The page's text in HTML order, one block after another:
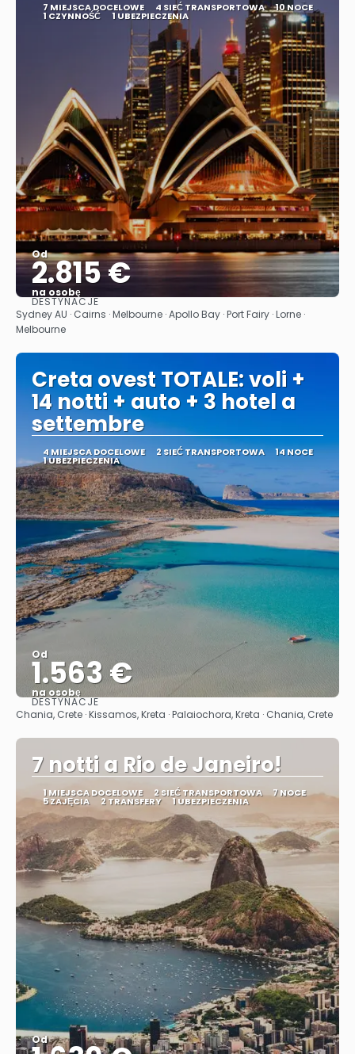
7 MIEJSCA DOCELOWE 4 SIEĆ TRANSPORTOWA 10 NOCE
1 CZYNNOŚĆ 1 UBEZPIECZENIA
Od
2.815 €
na osobę
Zobacz
DESTYNACJE
Sydney AU · Cairns · Melbourne · Apollo Bay · Port Fairy · Lorne ·
Melbourne
Creta ovest TOTALE: voli +
14 notti + auto + 3 hotel a
settembre
4 MIEJSCA DOCELOWE 2 SIEĆ TRANSPORTOWA 14 NOCE
1 UBEZPIECZENIA
Od
1.563 €
na osobę
Zobacz
DESTYNACJE
Chania, Crete · Kissamos, Kreta · Palaiochora, Kreta · Chania, Crete
7 notti a Rio de Janeiro!
1 MIEJSCA DOCELOWE 2 SIEĆ TRANSPORTOWA 7 NOCE
5 ZAJĘCIA 2 TRANSFERY 1 UBEZPIECZENIA
Od